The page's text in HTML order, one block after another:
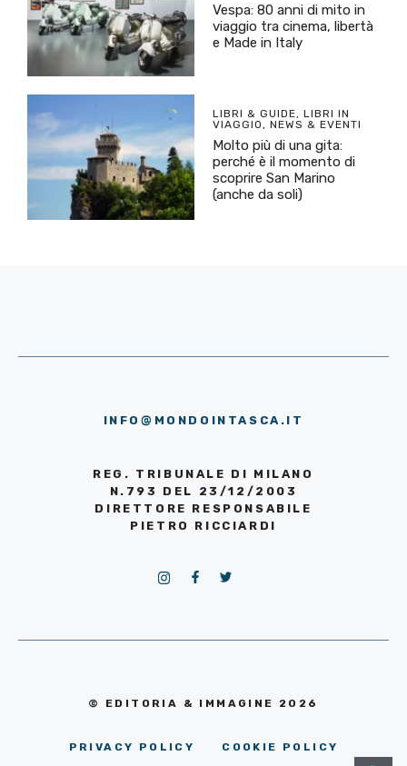
Vespa: 80 anni di mito in
viaggio tra cinema, libertà
e Made in Italy
LIBRI & GUIDE, LIBRI IN
VIAGGIO, NEWS & EVENTI
Molto più di una gita:
perché è il momento di
scoprire San Marino
(anche da soli)
INFO@MONDOINTASCA.IT
REG. TRIBUNALE DI MILANO
N.793 DEL 23/12/2003
DIRETTORE RESPONSABILE
PIETRO RICCIARDI
© EDITORIA & IMMAGINE 2026
PRIVACY POLICY COOKIE POLICY